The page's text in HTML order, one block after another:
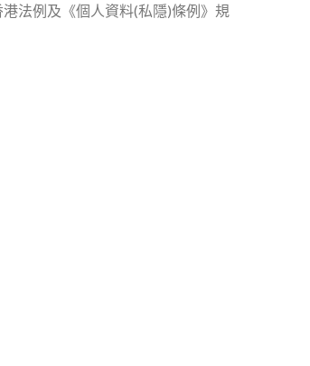
法例及《個人資料(私隱)條例》規